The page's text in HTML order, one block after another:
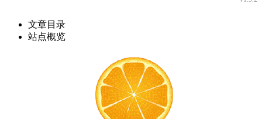
文章目录
站点概览